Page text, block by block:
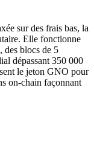
sur des frais bas, la
Elle fonctionne
des blocs de 5
dépassant 350 000
le jeton GNO pour
on-chain façonnant